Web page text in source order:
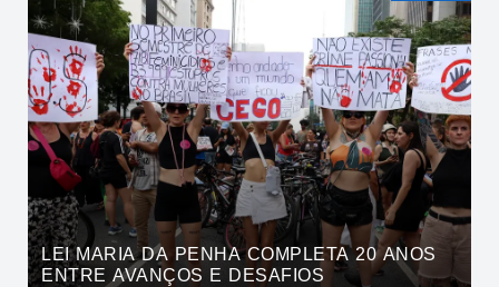
LEI MARIA DA PENHA COMPLETA 20 ANOS
ENTRE AVANÇOS E DESAFIOS